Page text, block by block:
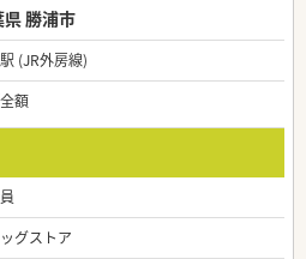
県 勝浦市
(JR外房線)
額
グストア